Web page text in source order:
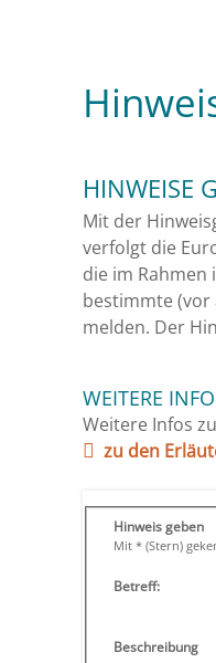
HINWEISE
Mit der
verfolgt die
die im
bestimmte
melden. Der
WEITERE
Weitere Infos
zu den
Hinweis geben
Mit * (Stern)
Betreff:
Beschreibung